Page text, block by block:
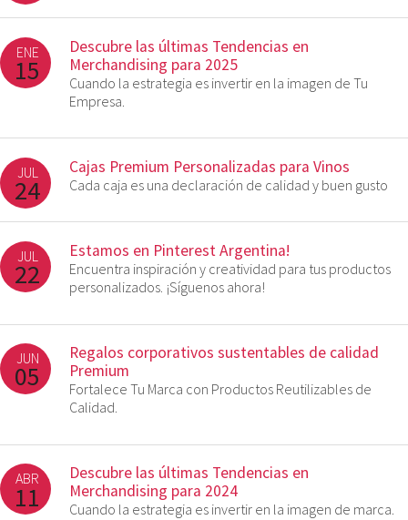
ENE
15
Descubre las últimas Tendencias en
Merchandising para 2025
Cuando la estrategia es invertir en la imagen de Tu
Empresa.
JUL
24
Cajas Premium Personalizadas para Vinos
Cada caja es una declaración de calidad y buen gusto
JUL
22
Estamos en Pinterest Argentina!
Encuentra inspiración y creatividad para tus productos
personalizados. ¡Síguenos ahora!
JUN
05
Regalos corporativos sustentables de calidad
Premium
Fortalece Tu Marca con Productos Reutilizables de
Calidad.
ABR
11
Descubre las últimas Tendencias en
Merchandising para 2024
Cuando la estrategia es invertir en la imagen de marca.